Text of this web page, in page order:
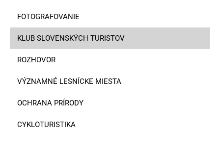
FOTOGRAFOVANIE
KLUB SLOVENSKÝCH TURISTOV
ROZHOVOR
VÝZNAMNÉ LESNÍCKE MIESTA
OCHRANA PRÍRODY
CYKLOTURISTIKA